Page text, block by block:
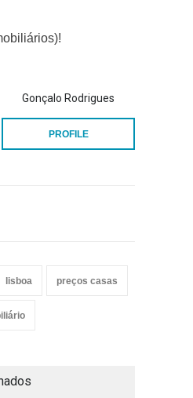
Gonçalo Rodrigues
PROFILE
lisboa preços casas